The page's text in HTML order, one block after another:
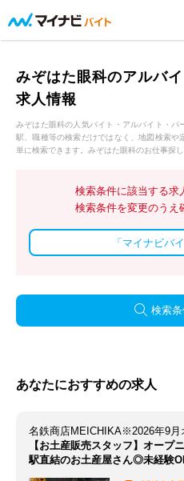
みぞはた眼科のアルバ
求人情報
みぞはた眼科の人気バイト・アルバイト・
駅、職種等の検索だけではなく、地図検索や
単に検索できます。みぞはた眼科のお仕事探
検索条件に該当する求
検索条件を変更のうえ
「マイナビバ
検索
あなたにおすすめの求人
名鉄商店MEICHIKA※2026年9月
【お土産販売スタッフ】オープ
駅直結のお土産屋さん◎未経験